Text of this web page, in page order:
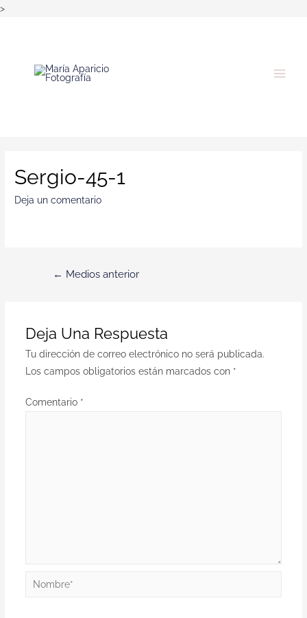
>
Sergio-45-1
Deja un comentario
← Medios anterior
Deja Una Respuesta
Tu dirección de correo electrónico no será publicada.
Los campos obligatorios están marcados con *
Comentario *